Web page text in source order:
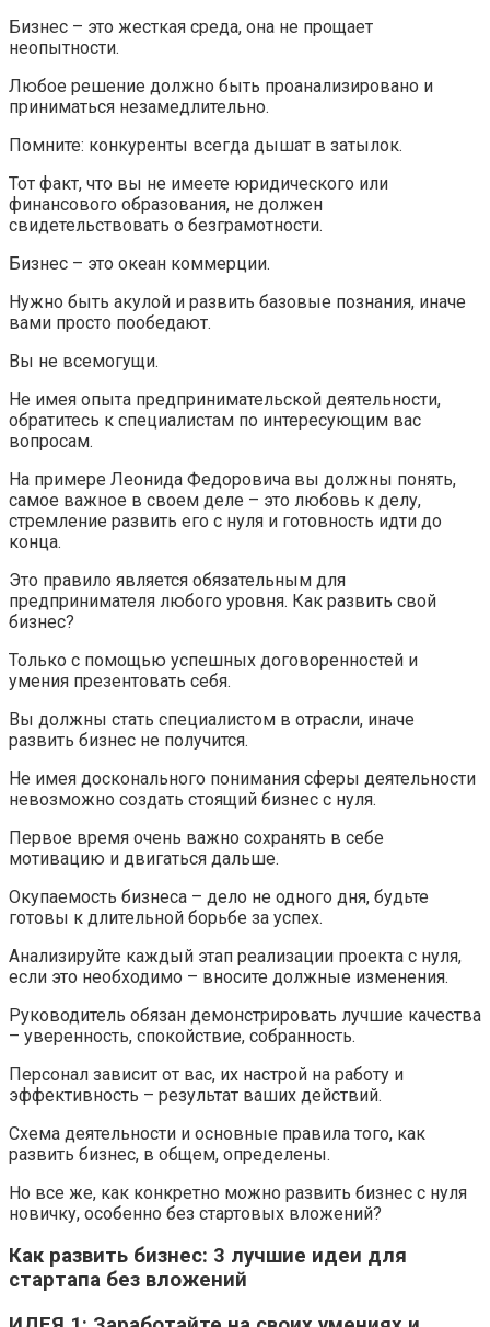
Бизнес – это жесткая среда, она не прощает
неопытности.
Любое решение должно быть проанализировано и
приниматься незамедлительно.
Помните: конкуренты всегда дышат в затылок.
Тот факт, что вы не имеете юридического или
финансового образования, не должен
свидетельствовать о безграмотности.
Бизнес – это океан коммерции.
Нужно быть акулой и развить базовые познания, иначе
вами просто пообедают.
Вы не всемогущи.
Не имея опыта предпринимательской деятельности,
обратитесь к специалистам по интересующим вас
вопросам.
На примере Леонида Федоровича вы должны понять,
самое важное в своем деле – это любовь к делу,
стремление развить его с нуля и готовность идти до
конца.
Это правило является обязательным для
предпринимателя любого уровня. Как развить свой
бизнес?
Только с помощью успешных договоренностей и
умения презентовать себя.
Вы должны стать специалистом в отрасли, иначе
развить бизнес не получится.
Не имея досконального понимания сферы деятельности
невозможно создать стоящий бизнес с нуля.
Первое время очень важно сохранять в себе
мотивацию и двигаться дальше.
Окупаемость бизнеса – дело не одного дня, будьте
готовы к длительной борьбе за успех.
Анализируйте каждый этап реализации проекта с нуля,
если это необходимо – вносите должные изменения.
Руководитель обязан демонстрировать лучшие качества
– уверенность, спокойствие, собранность.
Персонал зависит от вас, их настрой на работу и
эффективность – результат ваших действий.
Схема деятельности и основные правила того, как
развить бизнес, в общем, определены.
Но все же, как конкретно можно развить бизнес с нуля
новичку, особенно без стартовых вложений?
Как развить бизнес: 3 лучшие идеи для
стартапа без вложений